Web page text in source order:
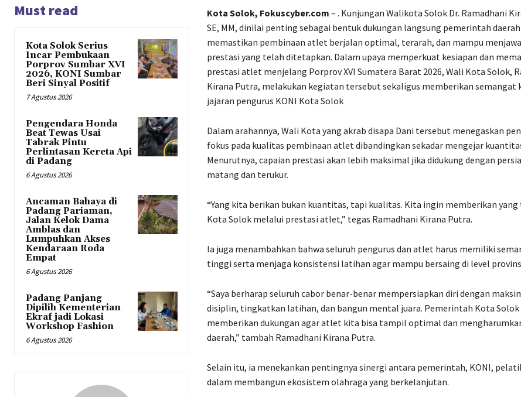
Must read
Kota Solok Serius
Incar Pembukaan
Porprov Sumbar XVI
2026, KONI Sumbar
Beri Sinyal Positif
7 Agustus 2026
Pengendara Honda
Beat Tewas Usai
Tabrak Pintu
Perlintasan Kereta Api
di Padang
6 Agustus 2026
Ancaman Bahaya di
Padang Pariaman,
Jalan Kelok Dama
Amblas dan
Lumpuhkan Akses
Kendaraan Roda
Empat
6 Agustus 2026
Padang Panjang
Dipilih Kementerian
Ekraf jadi Lokasi
Workshop Fashion
6 Agustus 2026
Kota Solok, Fokuscyber.com – . Kunjungan Walikota Solok Dr. Ramadhani
SE, MM, dinilai penting sebagai bentuk dukungan langsung pemerintah
memastikan pembinaan atlet berjalan optimal, terarah, dan mampu
prestasi yang telah ditetapkan. Dalam upaya memperkuat kesiapan dan
prestasi atlet menjelang Porprov XVI Sumatera Barat 2026, Wali Kota Solok,
Kirana Putra, melakukan kegiatan tersebut sekaligus memberikan semangat
jajaran pengurus KONI Kota Solok
Dalam arahannya, Wali Kota yang akrab disapa Dani tersebut menegaskan
fokus pada kualitas pembinaan atlet dibandingkan sekadar mengejar
Menurutnya, capaian prestasi akan lebih maksimal jika didukung dengan
matang dan terukur.
“Yang kita berikan bukan kuantitas, tapi kualitas. Kita ingin memberikan
Kota Solok melalui prestasi atlet,” tegas Ramadhani Kirana Putra.
Ia juga menambahkan bahwa seluruh pengurus dan atlet harus memiliki
tinggi serta menjaga konsistensi latihan agar mampu bersaing di level
“Saya berharap seluruh cabor benar-benar mempersiapkan diri dengan
disiplin, tingkatkan latihan, dan bangun mental juara. Pemerintah Kota Solok
memberikan dukungan agar atlet kita bisa tampil optimal dan
daerah,” tambah Ramadhani Kirana Putra.
Selain itu, ia menekankan pentingnya sinergi antara pemerintah, KONI,
dalam membangun ekosistem olahraga yang berkelanjutan.